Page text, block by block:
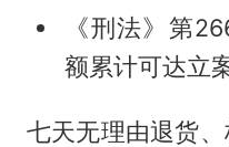
《刑法》第
额累计可达立
七天无理由退货